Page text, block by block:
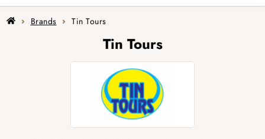
HomeBrands Tin Tours
Tin Tours